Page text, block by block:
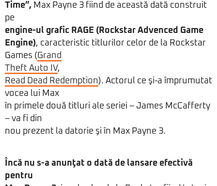
Time”, Max Payne 3 fiind de această dată construit
pe
engine-ul grafic RAGE (Rockstar Advenced Game
Engine), caracteristic titlurilor celor de la Rockstar
Games (Grand
Theft Auto IV,
Read Dead Redemption). Actorul ce şi-a împrumutat
vocea lui Max
în primele două titluri ale seriei – James McCafferty
– va fi din
nou prezent la datorie şi în Max Payne 3.
Încă nu s-a anunţat o dată de lansare efectivă
pentru